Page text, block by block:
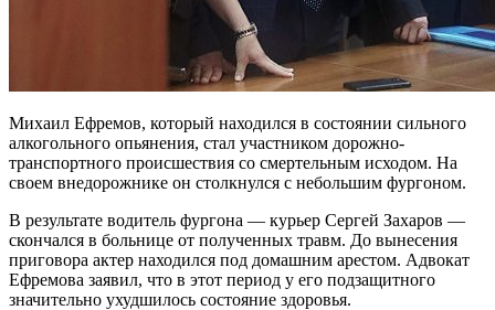
Михаил Ефремов, который находился в состоянии сильного
алкогольного опьянения, стал участником дорожно-
транспортного происшествия со смертельным исходом. На
своем внедорожнике он столкнулся с небольшим фургоном.
В результате водитель фургона — курьер Сергей Захаров —
скончался в больнице от полученных травм. До вынесения
приговора актер находился под домашним арестом. Адвокат
Ефремова заявил, что в этот период у его подзащитного
значительно ухудшилось состояние здоровья.